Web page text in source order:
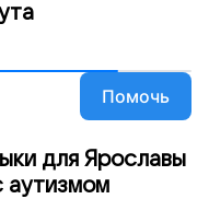
Помочь
для Ярославы
аутизмом